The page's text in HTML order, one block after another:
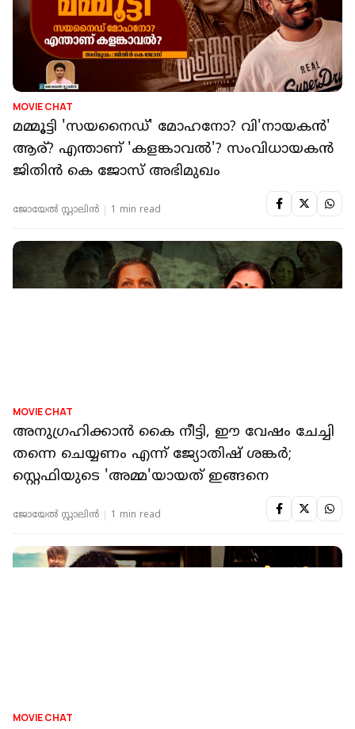
MOVIE CHAT
മമ്മൂട്ടി 'സയനൈഡ്' മോഹനോ? വി'നായകന്‍'
ആര്? എന്താണ് 'കളങ്കാവല്‍'? സംവിധായകന്‍
ജിതിന്‍ കെ ജോസ് അഭിമുഖം
ജോയേല്‍ സ്റ്റാലിന്‍ 1 min read
MOVIE CHAT
അനുഗ്രഹിക്കാൻ കൈ നീട്ടി, ഈ വേഷം ചേച്ചി
തന്നെ ചെയ്യണം എന്ന് ജ്യോതിഷ് ശങ്കർ;
സ്റ്റെഫിയുടെ 'അമ്മ'യായത് ഇങ്ങനെ
ജോയേല്‍ സ്റ്റാലിന്‍ 1 min read
MOVIE CHAT